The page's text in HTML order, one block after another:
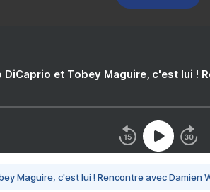
DiCaprio et Tobey Maguire, c'est lui !
Maguire, c'est lui ! Rencontre avec Damien